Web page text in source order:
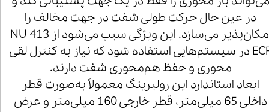
در عین حال حرکت طولی شفت در جهت مخالف را
امکان‌پذیر می‌سازد. این ویژگی سبب می‌شود از NU 413
ECP در سیستم‌هایی استفاده شود که نیاز به کنترل لقی
محوری و حفظ هم‌محوری شفت دارند.
ابعاد استاندارد این رولبرینگ معمولاً به‌صورت قطر
داخلی 65 میلی‌متر، قطر خارجی 160 میلی‌متر و عرض